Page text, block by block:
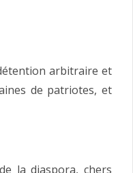
arbitraire et
de patriotes, et
la diaspora, chers